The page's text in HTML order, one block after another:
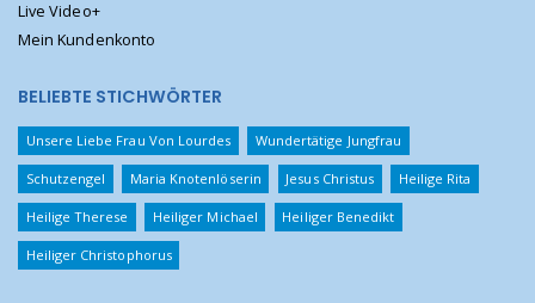
Live Video+
Mein Kundenkonto
BELIEBTE STICHWÖRTER
Unsere Liebe Frau Von Lourdes Wundertätige Jungfrau
Schutzengel Maria Knotenlöserin Jesus Christus Heilige Rita
Heilige Therese Heiliger Michael Heiliger Benedikt
Heiliger Christophorus